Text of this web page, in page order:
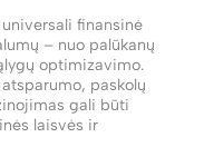
finansinė
– nuo palūkanų
optimizavimo.
paskolų
gali būti
laisvės ir